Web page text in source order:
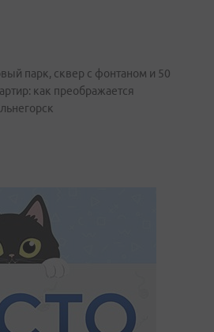
парк, сквер с фонтаном и 50
как преображается